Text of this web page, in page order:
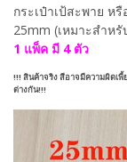
กระเป๋าเป้สะพาย ห
25mm (เหมาะสำห
1 แพ็ค มี 4 ตัว
!!! สินค้าจริง สีอาจมีความผิดเ
ต่างกัน!!!